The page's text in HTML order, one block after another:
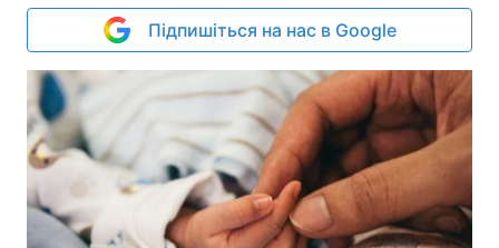
Підпишіться на нас в Google